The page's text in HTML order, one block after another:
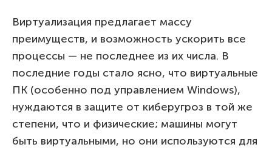
Виртуализация предлагает массу
преимуществ, и возможность ускорить все
процессы — не последнее из их числа. В
последние годы стало ясно, что виртуальные
ПК (особенно под управлением Windows),
нуждаются в защите от киберугроз в той же
степени, что и физические; машины могут
быть виртуальными, но они используются для